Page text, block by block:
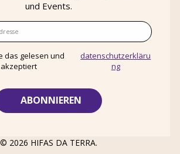
und Events.
das gelesen und
akzeptiert
datenschutzerkläru
ng
© 2026 HIFAS DA TERRA.